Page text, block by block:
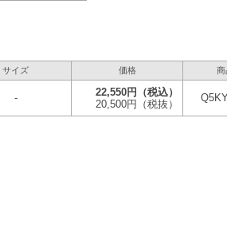
サイズ 価格 商
- 22,550円
（税込）
20,500円
（税抜）